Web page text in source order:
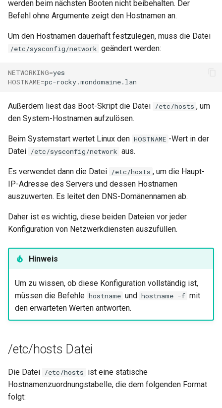
werden beim nächsten Booten nicht beibehalten. Der
Befehl ohne Argumente zeigt den Hostnamen an.
Um den Hostnamen dauerhaft festzulegen, muss die Datei
/etc/sysconfig/network geändert werden:
NETWORKING=
HOSTNAME=
Außerdem liest das Boot-Skript die Datei /etc/hosts , um
den System-Hostnamen aufzulösen.
Beim Systemstart wertet Linux den HOSTNAME -Wert in der
Datei /etc/sysconfig/network aus.
Es verwendet dann die Datei /etc/hosts , um die Haupt-
IP-Adresse des Servers und dessen Hostnamen
auszuwerten. Es leitet den DNS-Domänennamen ab.
Daher ist es wichtig, diese beiden Dateien vor jeder
Konfiguration von Netzwerkdiensten auszufüllen.
Hinweis
Um zu wissen, ob diese Konfiguration vollständig ist,
müssen die Befehle hostname und hostname -f mit
den erwarteten Werten antworten.
/etc/hosts Datei
Die Datei /etc/hosts ist eine statische
Hostnamenzuordnungstabelle, die dem folgenden Format
folgt: